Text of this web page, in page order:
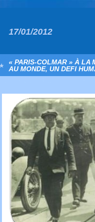
17/01/2012
« PARIS-COLMAR » À LA
AU MONDE, UN DEFI